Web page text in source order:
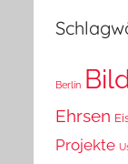
Berlin
Ehrsen
Projekte